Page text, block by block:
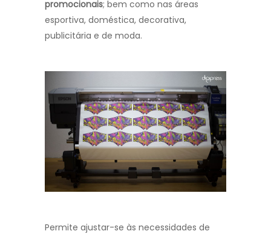
promocionais; bem como nas áreas
esportiva, doméstica, decorativa,
publicitária e de moda.
Permite ajustar-se às necessidades de